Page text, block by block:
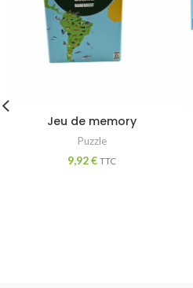
Jeu de memory
Puzzle
9,92€ TTC